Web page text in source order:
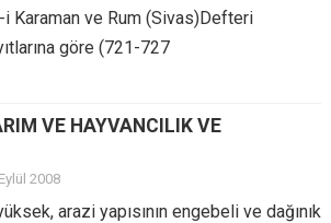
Karaman ve Rum (Sivas)Defteri
göre (721-727
VE HAYVANCILIK VE
2008
arazi yapısının engebeli ve dağınık